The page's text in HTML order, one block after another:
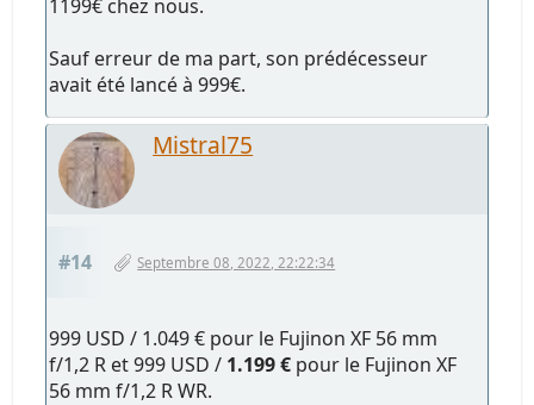
1199€ chez nous.
Sauf erreur de ma part, son prédécesseur
avait été lancé à 999€.
Mistral75
#14 Septembre 08, 2022, 22:22:34
999 USD / 1.049 € pour le Fujinon XF 56 mm
f/1,2 R et 999 USD / 1.199 € pour le Fujinon XF
56 mm f/1,2 R WR.